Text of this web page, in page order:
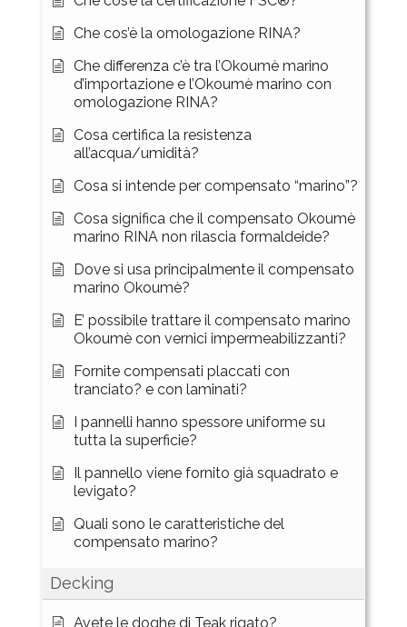
Che cos’è la omologazione RINA?
Che differenza c’è tra l’Okoumè marino
d’importazione e l’Okoumè marino con
omologazione RINA?
Cosa certifica la resistenza
all’acqua/umidità?
Cosa si intende per compensato “marino”?
Cosa significa che il compensato Okoumè
marino RINA non rilascia formaldeide?
Dove si usa principalmente il compensato
marino Okoumè?
E’ possibile trattare il compensato marino
Okoumè con vernici impermeabilizzanti?
Fornite compensati placcati con
tranciato? e con laminati?
I pannelli hanno spessore uniforme su
tutta la superficie?
Il pannello viene fornito già squadrato e
levigato?
Quali sono le caratteristiche del
compensato marino?
Decking
Avete le doghe di Teak rigato?